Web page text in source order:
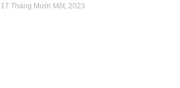
17 Tháng Mười Một, 2023